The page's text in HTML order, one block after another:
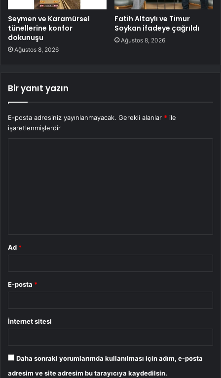
Seymen ve Karamürsel
tünellerine konfor
dokunuşu
Ağustos 8, 2026
Fatih Altaylı ve Timur
Soykan ifadeye çağrıldı
Ağustos 8, 2026
Bir yanıt yazın
E-posta adresiniz yayınlanmayacak. Gerekli alanlar * ile
işaretlenmişlerdir
Ad *
E-posta *
İnternet sitesi
Daha sonraki yorumlarımda kullanılması için adım, e-posta
adresim ve site adresim bu tarayıcıya kaydedilsin.